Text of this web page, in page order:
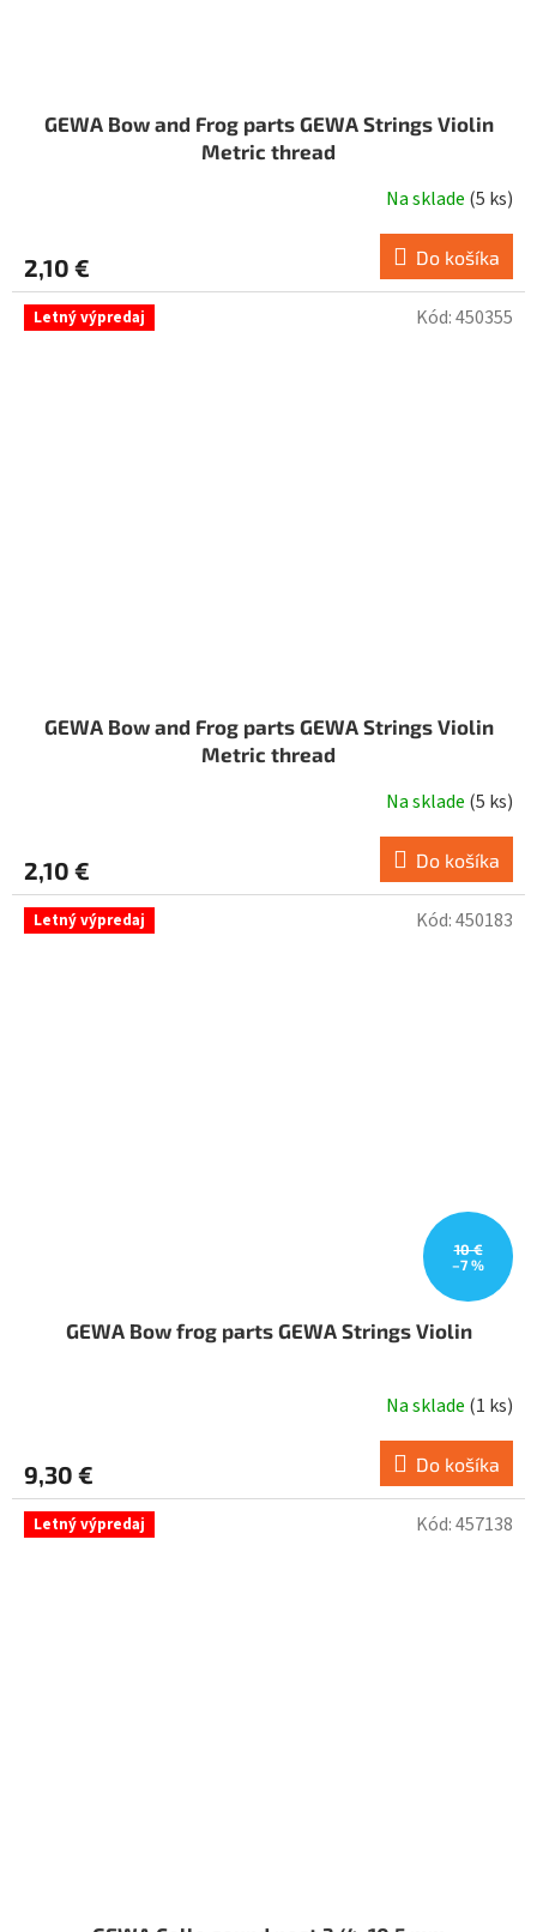
GEWA Bow and Frog parts GEWA Strings Violin
Metric thread
Na sklade (5 ks)
2,10 € Do košíka
Letný výpredaj
GEWA Bow and Frog parts GEWA Strings Violin
Metric thread
Na sklade (5 ks)
2,10 € Do košíka
Kód:450355
Letný výpredaj
10 €
–7 %
GEWA Bow frog parts GEWA Strings Violin
Na sklade (1 ks)
9,30 € Do košíka
Kód:450183
Letný výpredaj Kód:457138